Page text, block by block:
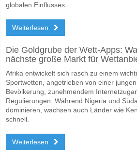
globalen Einflusses.
Weiterlesen
Die Goldgrube der Wett-Apps:
nächste große Markt für
Afrika entwickelt sich rasch zu einem
Sportwetten, angetrieben von einer
Bevölkerung, zunehmendem
Regulierungen. Während Nigeria und
dominieren, wachsen auch Länder wie
schnell.
Weiterlesen